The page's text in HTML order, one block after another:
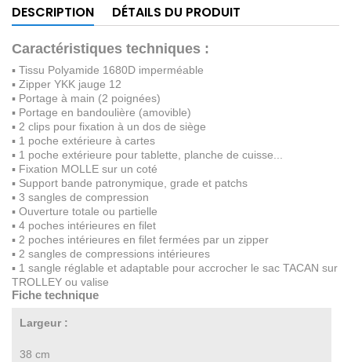
DESCRIPTION DÉTAILS DU PRODUIT
Caractéristiques techniques :
▪ Tissu Polyamide 1680D imperméable
▪ Zipper YKK jauge 12
▪ Portage à main (2 poignées)
▪ Portage en bandoulière (amovible)
▪ 2 clips pour fixation à un dos de siège
▪ 1 poche extérieure à cartes
▪ 1 poche extérieure pour tablette, planche de cuisse...
▪ Fixation MOLLE sur un coté
▪ Support bande patronymique, grade et patchs
▪ 3 sangles de compression
▪ Ouverture totale ou partielle
▪ 4 poches intérieures en filet
▪ 2 poches intérieures en filet fermées par un zipper
▪ 2 sangles de compressions intérieures
▪ 1 sangle réglable et adaptable pour accrocher le sac TACAN sur
TROLLEY ou valise
Fiche technique
Largeur :
38 cm